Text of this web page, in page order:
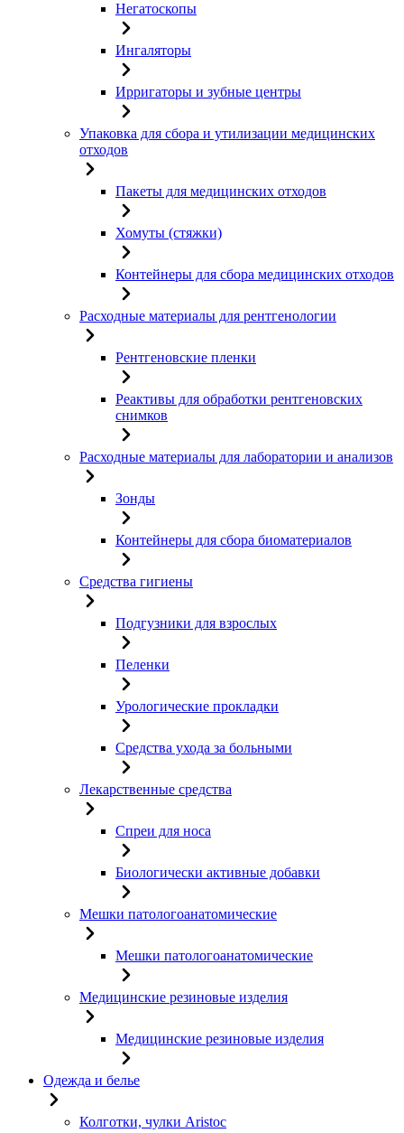
Негатоскопы
Ингаляторы
Ирригаторы и зубные центры
Упаковка для сбора и утилизации медицинских
отходов
Пакеты для медицинских отходов
Хомуты (стяжки)
Контейнеры для сбора медицинских отходов
Расходные материалы для рентгенологии
Рентгеновские пленки
Реактивы для обработки рентгеновских
снимков
Расходные материалы для лаборатории и анализов
Зонды
Контейнеры для сбора биоматериалов
Средства гигиены
Подгузники для взрослых
Пеленки
Урологические прокладки
Средства ухода за больными
Лекарственные средства
Спреи для носа
Биологически активные добавки
Мешки патологоанатомические
Мешки патологоанатомические
Медицинские резиновые изделия
Медицинские резиновые изделия
Одежда и белье
Колготки, чулки Aristoc